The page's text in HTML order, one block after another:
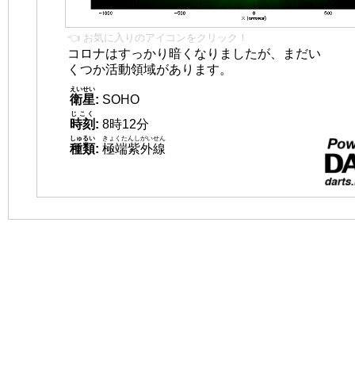
👈 お気に入りのアイコンをクリック！
コロナはすっかり暗くなりましたが、まだい
くつか活動領域があります。
衛星
えいせい
: SOHO
時刻
じこく
: 8時12分
種類
しゅるい
: 極端紫外線
きょくたんしがいせん